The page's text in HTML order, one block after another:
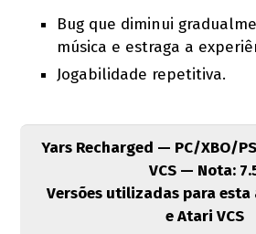
Bug que diminui
música e estraga a
Jogabilidade repetitiva.
Yars Recharged — PC/XBO/
VCS — Nota:
Versões utilizadas para esta
e Atari VCS